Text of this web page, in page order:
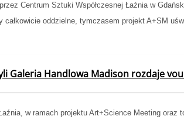
Centrum Sztuki Współczesnej Łaźnia w
oddzielne, tymczasem projekt A+SM
Galeria Handlowa Madison rozdaje
w ramach projektu Art+Science Meeting oraz